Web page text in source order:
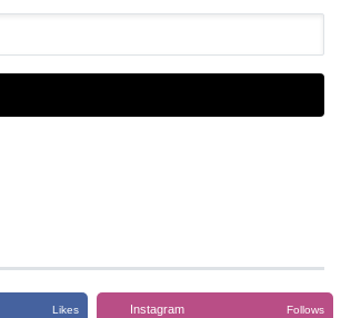
Likes Instagram Follows